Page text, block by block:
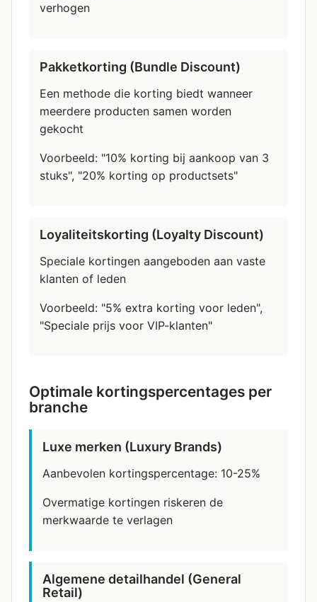
verhogen
Pakketkorting (Bundle Discount)
Een methode die korting biedt wanneer
meerdere producten samen worden
gekocht
Voorbeeld: "10% korting bij aankoop van 3
stuks", "20% korting op productsets"
Loyaliteitskorting (Loyalty Discount)
Speciale kortingen aangeboden aan vaste
klanten of leden
Voorbeeld: "5% extra korting voor leden",
"Speciale prijs voor VIP-klanten"
Optimale kortingspercentages per
branche
Luxe merken (Luxury Brands)
Aanbevolen kortingspercentage: 10-25%
Overmatige kortingen riskeren de
merkwaarde te verlagen
Algemene detailhandel (General
Retail)